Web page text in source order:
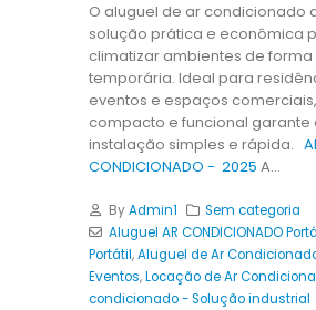
O aluguel de ar condicionado
solução prática e econômica
climatizar ambientes de
temporária. Ideal para
eventos e espaços
compacto e funcional
instalação simples e rápida.
CONDICIONADO - 2025 A...
ByAdmin1
Sem categoria
Aluguel AR CONDICIONADO
Portátil,Aluguel de Ar
Eventos,Locação de Ar
condicionado - Solução industrial